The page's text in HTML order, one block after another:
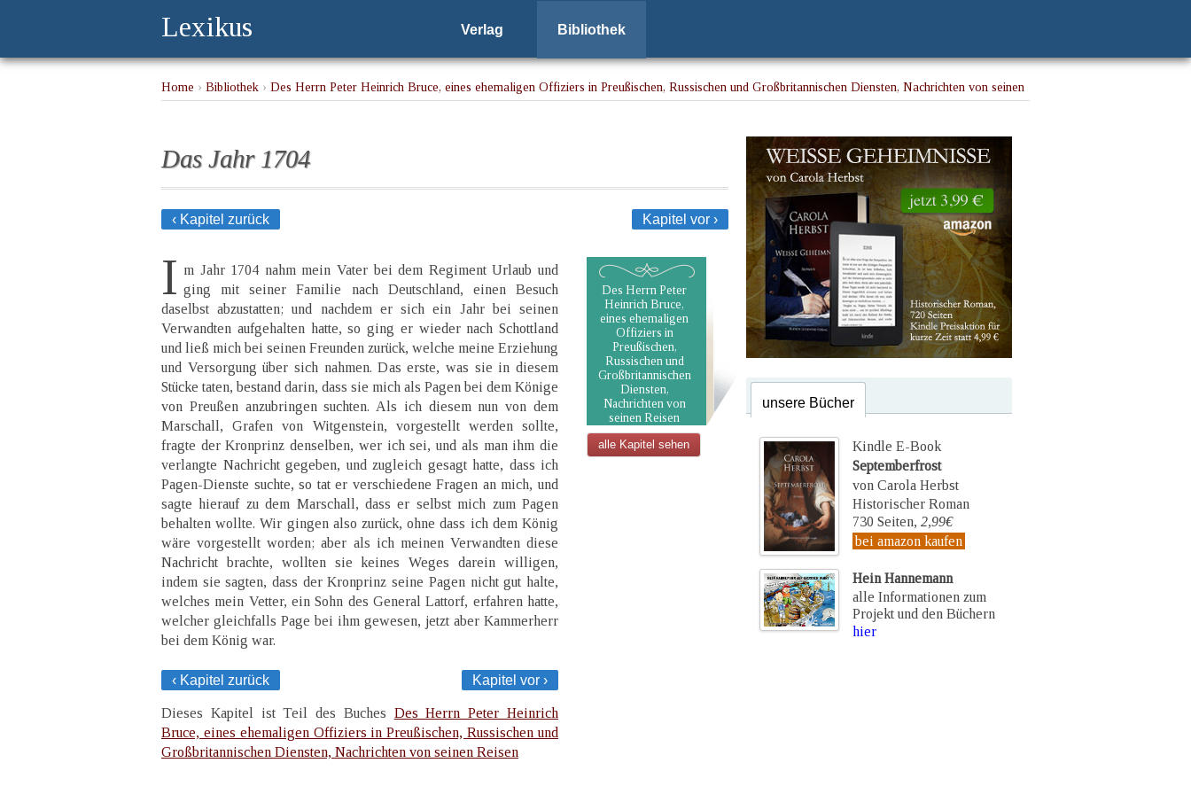
Lexikus Verlag Bibliothek
Home › Bibliothek › Des Herrn Peter Heinrich Bruce, eines ehemaligen Offiziers in Preußischen, Russischen und Großbritannischen Diensten, Nachrichten von seinen
Das Jahr 1704
‹ Kapitel zurück Kapitel vor ›
I m Jahr 1704 nahm mein Vater bei dem Regiment Urlaub und
ging mit seiner Familie nach Deutschland, einen Besuch
daselbst abzustatten; und nachdem er sich ein Jahr bei seinen
Verwandten aufgehalten hatte, so ging er wieder nach Schottland
und ließ mich bei seinen Freunden zurück, welche meine Erziehung
und Versorgung über sich nahmen. Das erste, was sie in diesem
Stücke taten, bestand darin, dass sie mich als Pagen bei dem Könige
von Preußen anzubringen suchten. Als ich diesem nun von dem
Marschall, Grafen von Witgenstein, vorgestellt werden sollte,
fragte der Kronprinz denselben, wer ich sei, und als man ihm die
verlangte Nachricht gegeben, und zugleich gesagt hatte, dass ich
Pagen-Dienste suchte, so tat er verschiedene Fragen an mich, und
sagte hierauf zu dem Marschall, dass er selbst mich zum Pagen
behalten wollte. Wir gingen also zurück, ohne dass ich dem König
wäre vorgestellt worden; aber als ich meinen Verwandten diese
Nachricht brachte, wollten sie keines Weges darein willigen,
indem sie sagten, dass der Kronprinz seine Pagen nicht gut halte,
welches mein Vetter, ein Sohn des General Lattorf, erfahren hatte,
welcher gleichfalls Page bei ihm gewesen, jetzt aber Kammerherr
bei dem König war.
‹ Kapitel zurück Kapitel vor ›
Dieses Kapitel ist Teil des Buches Des Herrn Peter Heinrich
Bruce, eines ehemaligen Offiziers in Preußischen, Russischen und
Großbritannischen Diensten, Nachrichten von seinen Reisen
Des Herrn Peter
Heinrich Bruce,
eines ehemaligen
Offiziers in
Preußischen,
Russischen und
Großbritannischen
Diensten,
Nachrichten von
seinen Reisen
alle Kapitel sehen
unsere Bücher
Kindle E-Book
Septemberfrost
von Carola Herbst
Historischer Roman
730 Seiten, 2,99€
bei amazon kaufen
Hein Hannemann
alle Informationen zum
Projekt und den Büchern
hier